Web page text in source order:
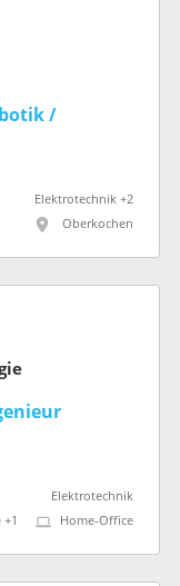
/
Elektrotechnik +2
Oberkochen
Elektrotechnik
Home-Office